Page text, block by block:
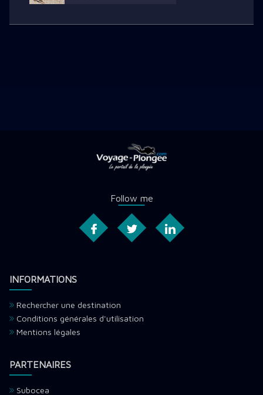
Follow me
INFORMATIONS
Rechercher une destination
Conditions générales d'utilisation
Mentions légales
PARTENAIRES
Subocea